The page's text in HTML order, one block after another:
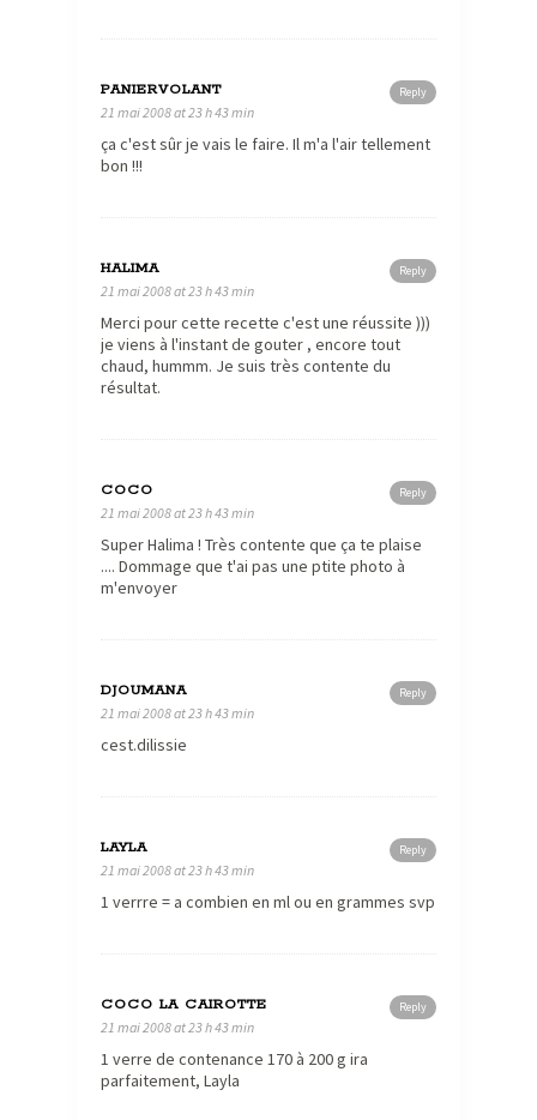
Reply
PANIERVOLANT
21 mai 2008 at 23 h 43 min
ça c'est sûr je vais le faire. Il m'a l'air tellement
bon !!!
Reply
HALIMA
21 mai 2008 at 23 h 43 min
Merci pour cette recette c'est une réussite )))
je viens à l'instant de gouter , encore tout
chaud, hummm. Je suis très contente du
résultat.
Reply
COCO
21 mai 2008 at 23 h 43 min
Super Halima ! Très contente que ça te plaise
.... Dommage que t'ai pas une ptite photo à
m'envoyer
Reply
DJOUMANA
21 mai 2008 at 23 h 43 min
cest.dilissie
Reply
LAYLA
21 mai 2008 at 23 h 43 min
1 verrre = a combien en ml ou en grammes svp
Reply
COCO LA CAIROTTE
21 mai 2008 at 23 h 43 min
1 verre de contenance 170 à 200 g ira
parfaitement, Layla